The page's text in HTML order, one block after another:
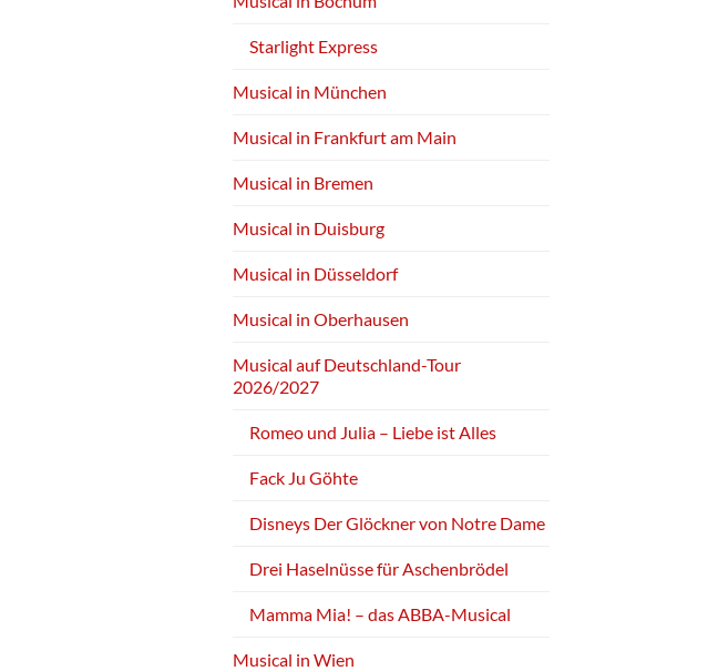
Starlight Express
Musical in München
Musical in Frankfurt am Main
Musical in Bremen
Musical in Duisburg
Musical in Düsseldorf
Musical in Oberhausen
Musical auf Deutschland-Tour
2026/2027
Romeo und Julia – Liebe ist Alles
Fack Ju Göhte
Disneys Der Glöckner von Notre Dame
Drei Haselnüsse für Aschenbrödel
Mamma Mia! – das ABBA-Musical
Musical in Wien